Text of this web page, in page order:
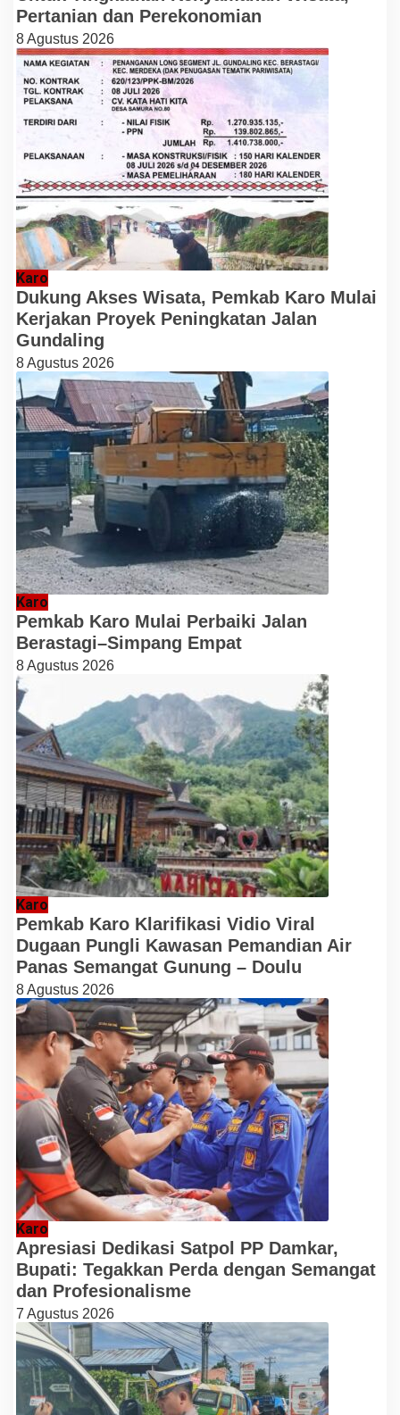
Pertanian dan Perekonomian
8 Agustus 2026
Karo
Dukung Akses Wisata, Pemkab Karo Mulai
Kerjakan Proyek Peningkatan Jalan
Gundaling
8 Agustus 2026
Karo
Pemkab Karo Mulai Perbaiki Jalan
Berastagi–Simpang Empat
8 Agustus 2026
Karo
Pemkab Karo Klarifikasi Vidio Viral
Dugaan Pungli Kawasan Pemandian Air
Panas Semangat Gunung – Doulu
8 Agustus 2026
Karo
Apresiasi Dedikasi Satpol PP Damkar,
Bupati: Tegakkan Perda dengan Semangat
dan Profesionalisme
7 Agustus 2026